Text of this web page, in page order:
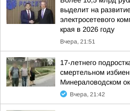
выделит на
электросетевого
края в 2026 году
Вчера, 21:51
17-летнего
смертельном
Минераловодском
Вчера, 21:42